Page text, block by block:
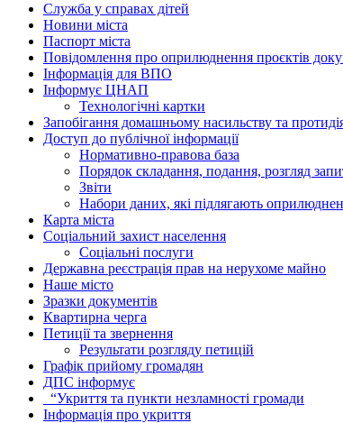
Служба у справах дітей
Новини міста
Паспорт міста
Повідомлення про оприлюднення проєктів
Інформація для ВПО
Інформує ЦНАП
Технологічні картки
Запобігання домашньому насильству та
Доступ до публічної інформації
Нормативно-правова база
Порядок складання, подання, розгляд
Звіти
Набори даних, які підлягають
Карта міста
Соціальний захист населення
Соціальні послуги
Державна реєстрація прав на нерухоме майно
Наше місто
Зразки документів
Квартирна черга
Петиції та звернення
Результати розгляду петицій
Графік прийому громадян
ДПС інформує
“Укриття та пункти незламності громади
Інформація про укриття